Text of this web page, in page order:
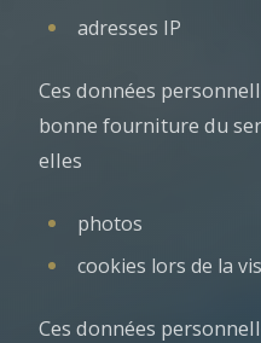
adresses IP
Ces données
bonne fourniture du
elles
photos
cookies lors de la
Ces données